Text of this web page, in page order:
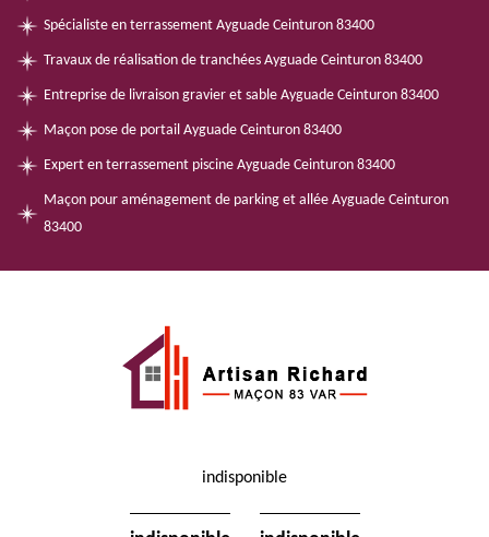
Spécialiste en terrassement Ayguade Ceinturon 83400
Travaux de réalisation de tranchées Ayguade Ceinturon 83400
Entreprise de livraison gravier et sable Ayguade Ceinturon 83400
Maçon pose de portail Ayguade Ceinturon 83400
Expert en terrassement piscine Ayguade Ceinturon 83400
Maçon pour aménagement de parking et allée Ayguade Ceinturon
83400
indisponible